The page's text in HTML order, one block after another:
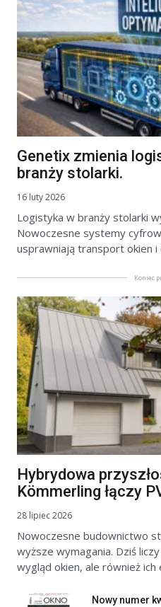
Genetix zmienia
branży stolarki.
16 luty 2026
Logistyka w branży stolarki
Nowoczesne systemy
usprawniają transport okien
Koniec
Hybrydowa
Kömmerling łączy
28 lipiec 2026
Nowoczesne budownictwo
wyższe wymagania. Dziś
wygląd okien, ale również
Nowy numer